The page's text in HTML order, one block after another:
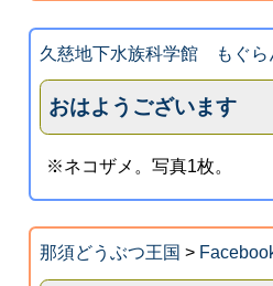
久慈地下水族科学館 もぐら
おはようございます
※ネコザメ。写真1枚。
那須どうぶつ王国 >